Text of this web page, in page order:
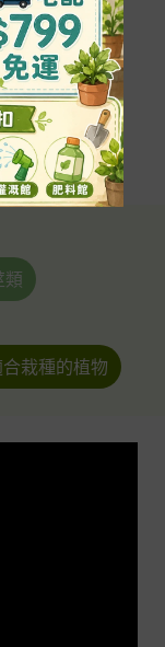
肥)
類
栽種的植物